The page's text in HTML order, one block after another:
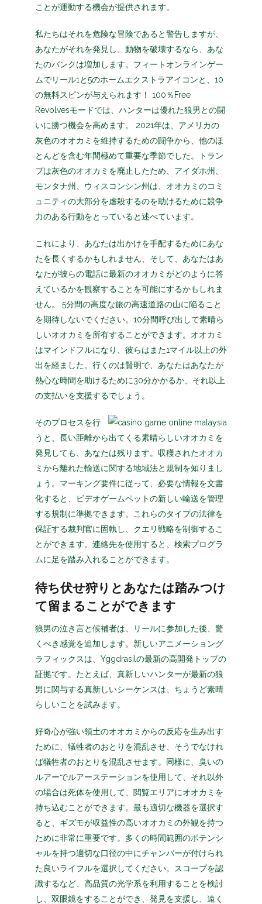
ことが運動する機会が提供されます。
私たちはそれを危険な冒険であると警告しますが、
あなたがそれを発見し、動物を破壊するなら、あな
たのバンクは増加します。フィートオンラインゲー
ムでリール1と5のホームエクストラアイコンと、10
の無料スピンが与えられます！ 100％Free
Revolvesモードでは、ハンターは優れた狼男との闘
いに勝つ機会を高めます。 2021年は、アメリカの
灰色のオオカミを維持するための闘争から、他のほ
とんどを含む年間極めて重要な季節でした。トラン
プは灰色のオオカミを廃止したため、アイダホ州、
モンタナ州、ウィスコンシン州は、オオカミのコミ
ュニティの大部分を虐殺するのを助けるために競争
力のある行動をとっていると述べています。
これにより、あなたは出かけを手配するためにあな
たを長くするかもしれません、そして、あなたはあ
なたが彼らの電話に最新のオオカミがどのように答
えているかを観察することを可能にするかもしれま
せん。 5分間の高度な旅の高速道路の山に陥ること
を期待しないでください。10分間呼び出して素晴ら
しいオオカミを所有することができます。オオカミ
はマインドフルになり、彼らはまた1マイル以上の外
出を経ました。行くのは賢明で、あなたはあなたが
熱心な時間を助けるために30分かかるか、それ以上
の支払いを支援するでしょう。
そのプロセスを行
うと、長い距離から出てくる素晴らしいオオカミを
発見しても、あなたは残ります。収穫されたオオカ
ミから離れた輸送に関する地域法と規制を知りまし
ょう。マーキング要件に従って、必要な情報を文書
化すると、ビデオゲームペットの新しい輸送を管理
する規制に準拠できます。これらのタイプの法律を
保証する裁判官に固執し、クエリ戦略を制御するこ
とができます。連絡先を使用すると、検索プログラ
ムに足を踏み入れることができます。
待ち伏せ狩りとあなたは踏みつけ
て留まることができます
狼男の泣き言と候補者は、リールに参加した後、驚
くべき感覚を追加します。新しいアニメーショング
ラフィックスは、Yggdrasilの最新の高開発トップの
証拠です。たとえば、真新しいハンターが最新の狼
男に関与する真新しいシーケンスは、ちょうど素晴
らしいことを試みます。
好奇心が強い領土のオオカミからの反応を生み出す
ために、犠牲者のおとりを混乱させ、そうでなけれ
ば犠牲者のおとりを混乱させます。同様に、臭いの
ルアーでルアーステーションを使用して、それ以外
の場合は死体を使用して、閲覧エリアにオオカミを
持ち込むことができます。最も適切な機器を選択す
ると、ギズモが収益性の高いオオカミの外観を持つ
ために非常に重要です。多くの時間範囲のポテンシ
ャルを持つ適切な口径の中にチャンバーが付けられ
た良いライフルを選択してください。スコープを認
識するなど、高品質の光学系を利用することを検討
し、双眼鏡をすることができ、発見を支援し、遠く